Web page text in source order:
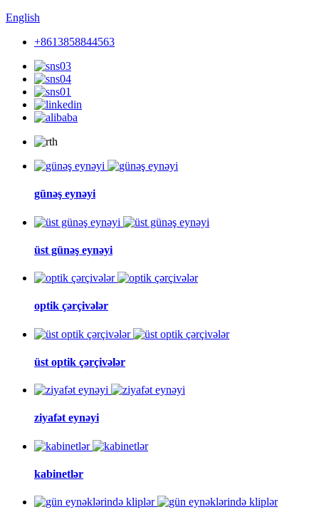
English
+8613858844563
günəş eynəyi
üst günəş eynəyi
optik çərçivələr
üst optik çərçivələr
ziyafət eynəyi
kabinetlər